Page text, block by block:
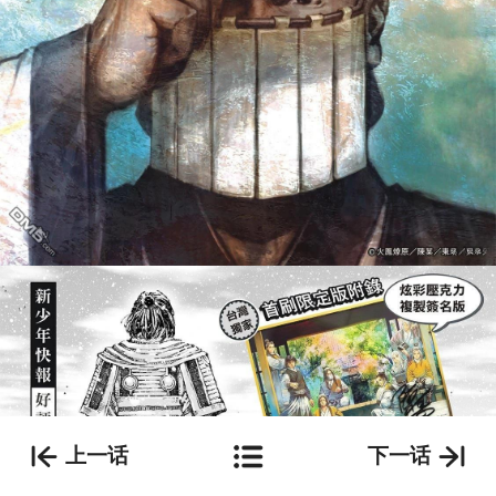
上一话 下一话